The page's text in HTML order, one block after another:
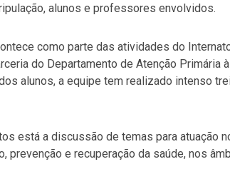
alunos e professores envolvidos.
como parte das atividades do
do Departamento de Atenção Primária
alunos, a equipe tem realizado intenso
está a discussão de temas para atuação
prevenção e recuperação da saúde, nos